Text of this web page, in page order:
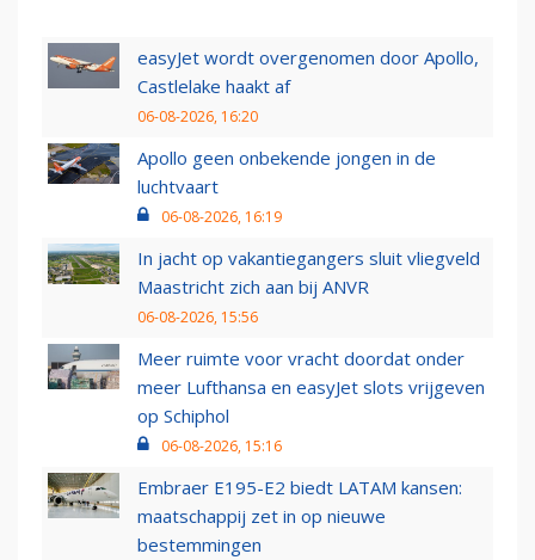
easyJet wordt overgenomen door Apollo,
Castlelake haakt af
06-08-2026, 16:20
Apollo geen onbekende jongen in de
luchtvaart
06-08-2026, 16:19
In jacht op vakantiegangers sluit vliegveld
Maastricht zich aan bij ANVR
06-08-2026, 15:56
Meer ruimte voor vracht doordat onder
meer Lufthansa en easyJet slots vrijgeven
op Schiphol
06-08-2026, 15:16
Embraer E195-E2 biedt LATAM kansen:
maatschappij zet in op nieuwe
bestemmingen